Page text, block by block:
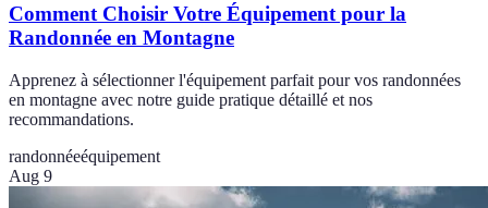
Comment Choisir Votre Équipement pour la
Randonnée en Montagne
Apprenez à sélectionner l'équipement parfait pour vos randonnées
en montagne avec notre guide pratique détaillé et nos
recommandations.
randonnéeéquipement
Aug 9